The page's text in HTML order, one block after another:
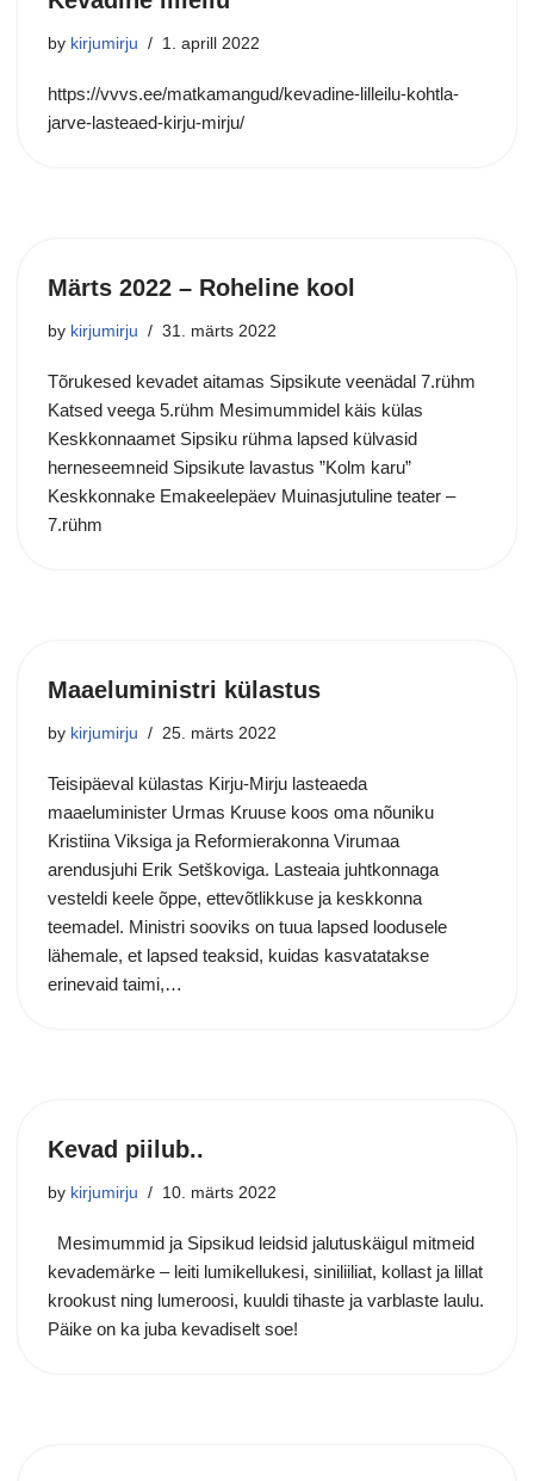
by kirjumirju 1. aprill 2022
https://vvvs.ee/matkamangud/kevadine-lilleilu-kohtla-
jarve-lasteaed-kirju-mirju/
Märts 2022 – Roheline kool
by kirjumirju 31. märts 2022
Tõrukesed kevadet aitamas Sipsikute veenädal 7.rühm
Katsed veega 5.rühm Mesimummidel käis külas
Keskkonnaamet Sipsiku rühma lapsed külvasid
herneseemneid Sipsikute lavastus ”Kolm karu”
Keskkonnake Emakeelepäev Muinasjutuline teater –
7.rühm
Maaeluministri külastus
by kirjumirju 25. märts 2022
Teisipäeval külastas Kirju-Mirju lasteaeda
maaeluminister Urmas Kruuse koos oma nõuniku
Kristiina Viksiga ja Reformierakonna Virumaa
arendusjuhi Erik Setškoviga. Lasteaia juhtkonnaga
vesteldi keele õppe, ettevõtlikkuse ja keskkonna
teemadel. Ministri sooviks on tuua lapsed loodusele
lähemale, et lapsed teaksid, kuidas kasvatatakse
erinevaid taimi,…
Kevad piilub..
by kirjumirju 10. märts 2022
Mesimummid ja Sipsikud leidsid jalutuskäigul mitmeid
kevademärke – leiti lumikellukesi, siniliiliat, kollast ja lillat
krookust ning lumeroosi, kuuldi tihaste ja varblaste laulu.
Päike on ka juba kevadiselt soe!